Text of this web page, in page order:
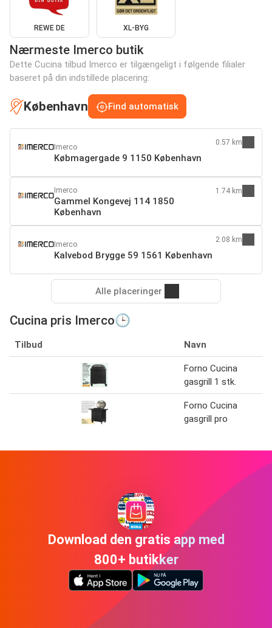
REWE DE XL-BYG
Nærmeste Imerco butik
Dette Cucina tilbud Imerco er tilgængeligt i følgende filialer
baseret på din indstillede placering:
København Find automatisk
Imerco
Købmagergade 9 1150 København
0.57 km
Imerco
Gammel Kongevej 114 1850
København
1.74 km
Imerco
Kalvebod Brygge 59 1561 København
2.08 km
Alle placeringer
Cucina pris Imerco🕒
Tilbud Navn
Forno Cucina
gasgrill 1 stk.
Forno Cucina
gasgrill pro
Download den gratis app med
800+ butikker